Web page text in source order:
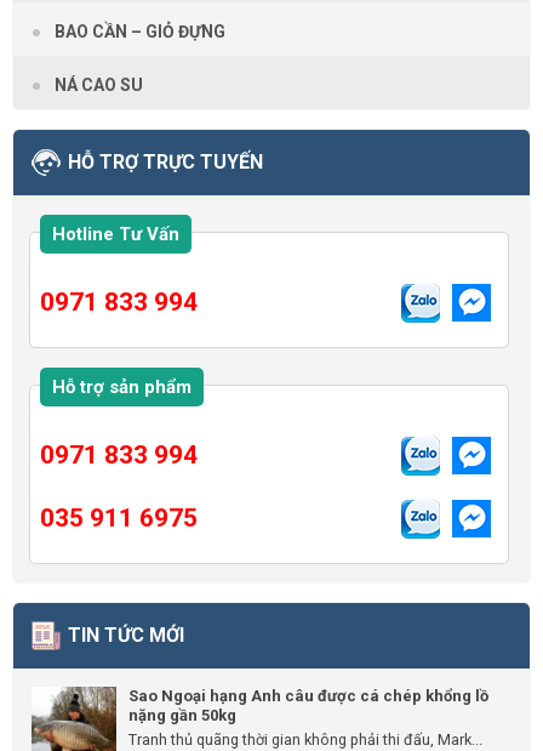
BAO CẦN – GIỎ ĐỰNG
NÁ CAO SU
HỖ TRỢ TRỰC TUYẾN
Hotline Tư Vấn
0971 833 994
Hỗ trợ sản phẩm
0971 833 994
035 911 6975
TIN TỨC MỚI
Sao Ngoại hạng Anh câu được cá chép khổng lồ
nặng gần 50kg
Tranh thủ quãng thời gian không phải thi đấu, Mark...